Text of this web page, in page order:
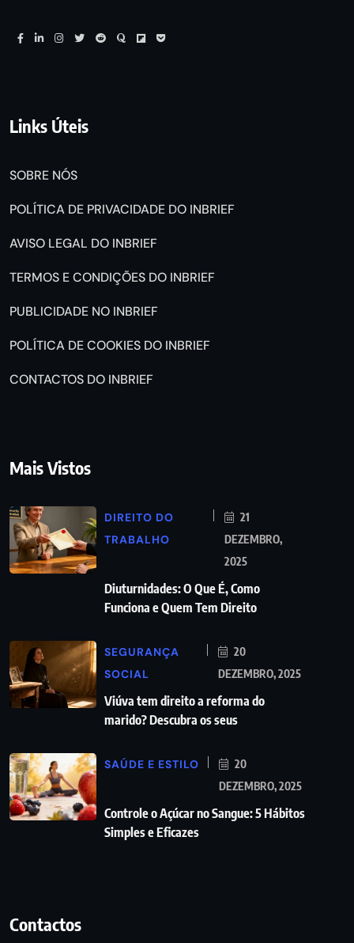
Links Úteis
SOBRE NÓS
POLÍTICA DE PRIVACIDADE DO INBRIEF
AVISO LEGAL DO INBRIEF
TERMOS E CONDIÇÕES DO INBRIEF
PUBLICIDADE NO INBRIEF
POLÍTICA DE COOKIES DO INBRIEF
CONTACTOS DO INBRIEF
Mais Vistos
DIREITO DO
TRABALHO
21
DEZEMBRO,
2025
Diuturnidades: O Que É, Como
Funciona e Quem Tem Direito
SEGURANÇA
SOCIAL
20
DEZEMBRO, 2025
Viúva tem direito a reforma do
marido? Descubra os seus
SAÚDE E ESTILO
20
DEZEMBRO, 2025
Controle o Açúcar no Sangue: 5 Hábitos
Simples e Eficazes
Contactos